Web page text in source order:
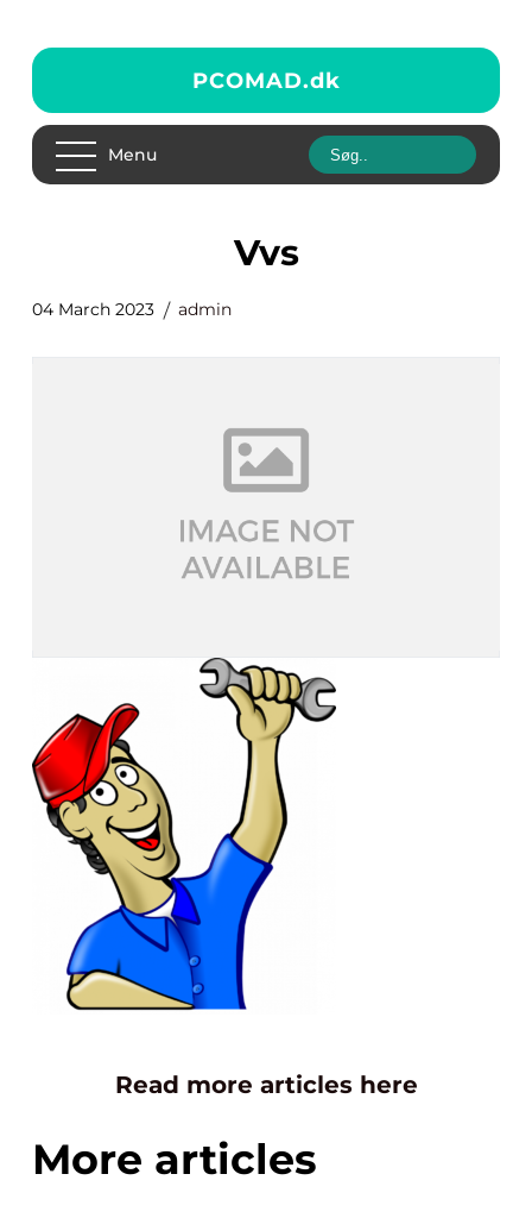
PCOMAD.dk
Menu
vvs
04 March 2023 admin
Read more articles here
More articles